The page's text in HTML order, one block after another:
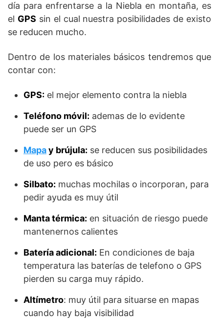
día para enfrentarse a la Niebla en montaña, es
el GPS sin el cual nuestra posibilidades de existo
se reducen mucho.
Dentro de los materiales básicos tendremos que
contar con:
GPS: el mejor elemento contra la niebla
Teléfono móvil: ademas de lo evidente
puede ser un GPS
Mapay brújula: se reducen sus posibilidades
de uso pero es básico
Silbato: muchas mochilas o incorporan, para
pedir ayuda es muy útil
Manta térmica: en situación de riesgo puede
mantenernos calientes
Batería adicional: En condiciones de baja
temperatura las baterías de telefono o GPS
pierden su carga muy rápido.
Altímetro: muy útil para situarse en mapas
cuando hay baja visibilidad